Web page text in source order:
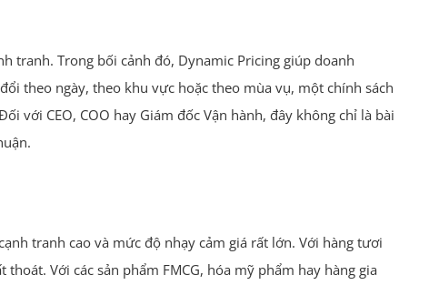
tranh. Trong bối cảnh đó, Dynamic Pricing giúp doanh
theo ngày, theo khu vực hoặc theo mùa vụ, một chính sách
với CEO, COO hay Giám đốc Vận hành, đây không chỉ là bài
tranh cao và mức độ nhạy cảm giá rất lớn. Với hàng tươi
Với các sản phẩm FMCG, hóa mỹ phẩm hay hàng gia